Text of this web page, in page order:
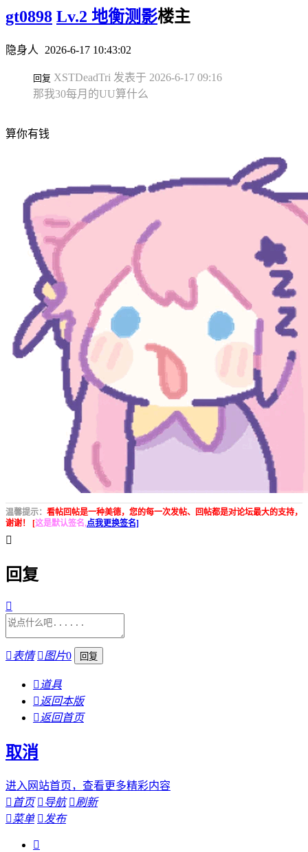
gt0898 Lv.2 地衡测影楼主
隐身人 2026-6-17 10:43:02
回复 XSTDeadTri 发表于 2026-6-17 09:16
那我30每月的UU算什么
算你有钱
温馨提示： 看帖回帖是一种美德，您的每一次发帖、回帖都是对论坛最大的支持，
谢谢！ [这是默认签名,点我更换签名]

回复

表情 图片0
道具
返回本版
返回首页
取消
进入网站首页，查看更多精彩内容
 首页  导航 刷新
菜单 发布
